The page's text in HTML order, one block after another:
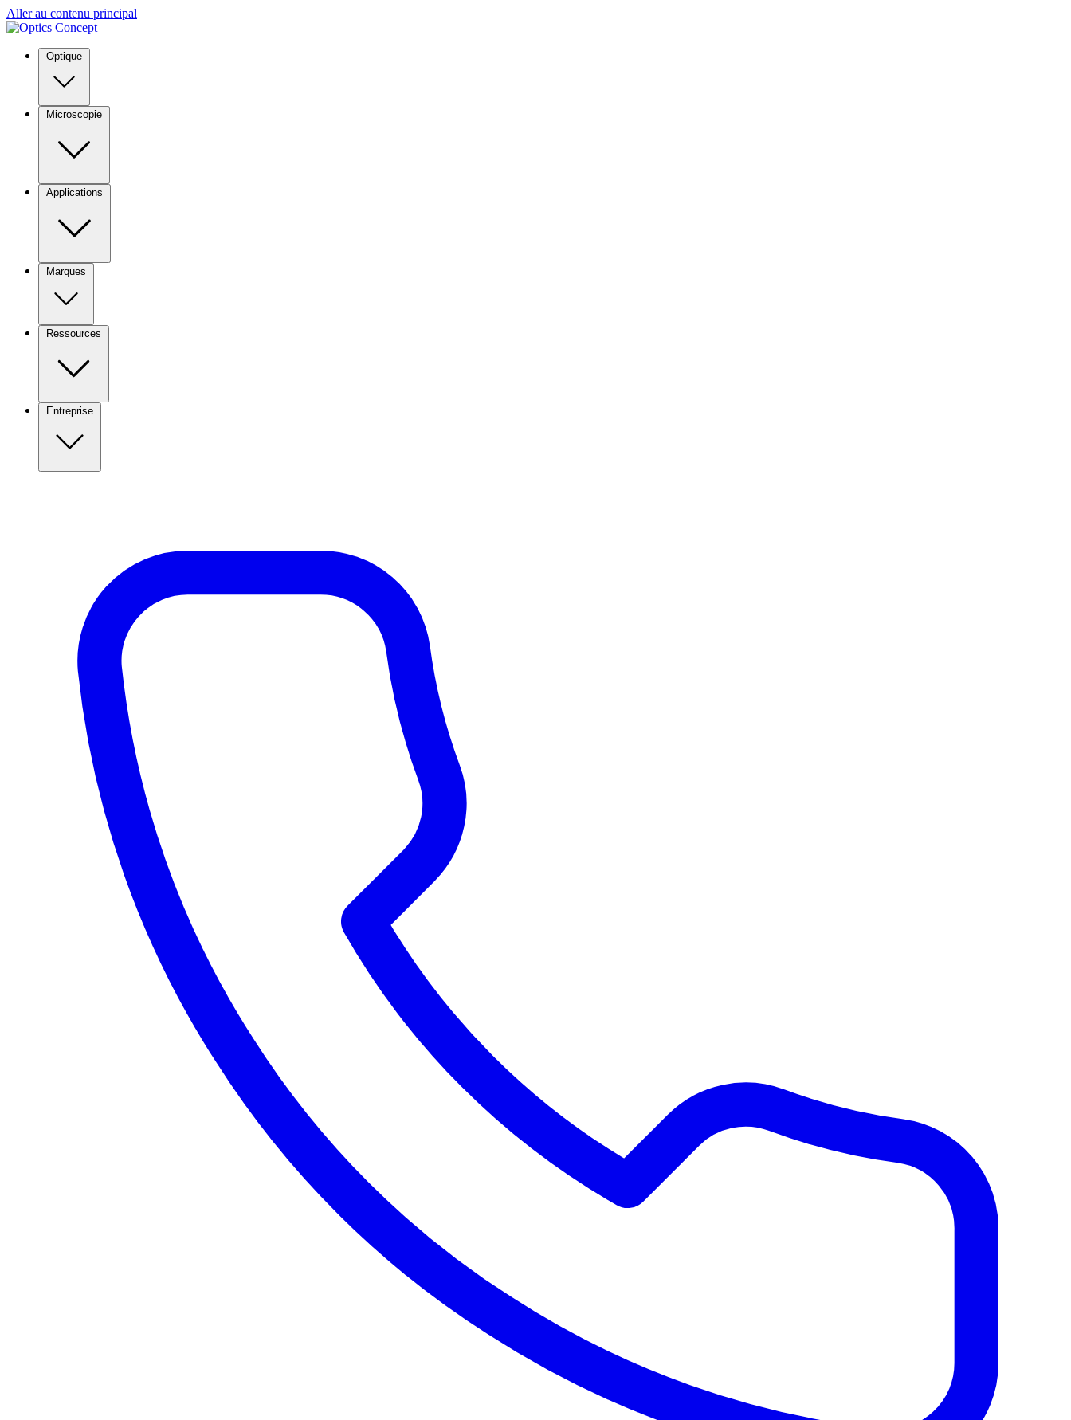
Aller au contenu principal
Optique
Microscopie
Applications
Marques
Ressources
Entreprise